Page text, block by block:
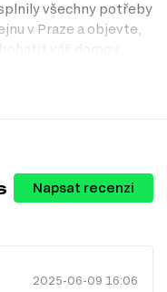
všechny potřeby
v Praze a objevte,
váš domov.
na Dubok.cz.
výrobu zajišťuje vysokou
pro aktivní děti.
nejenže chrání
jeho údržbu a
Napsat recenzi
2025-06-09 16:06